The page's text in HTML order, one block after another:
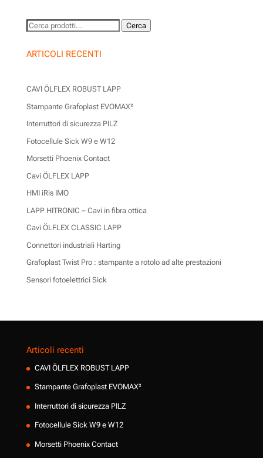
Cerca: Cerca
ARTICOLI RECENTI
CAVI ÖLFLEX ROBUST LAPP
Stampante Grafoplast EVOMAX²
Interruttori di sicurezza PILZ
Fotocellule Sick W9 e W12
Morsetti Phoenix Contact
Cavi ÖLFLEX LAPP
HMI iRis IMO
LAPP HITRONIC – Cavi in fibra ottica
Cavi ÖLFLEX CLASSIC LAPP
Connettori industriali Harting
Grafoplast Twist Pro : stampante a rotolo ad alte prestazioni
Sensori fotoelettrici Sick
Articoli recenti
CAVI ÖLFLEX ROBUST LAPP
Stampante Grafoplast EVOMAX²
Interruttori di sicurezza PILZ
Fotocellule Sick W9 e W12
Morsetti Phoenix Contact